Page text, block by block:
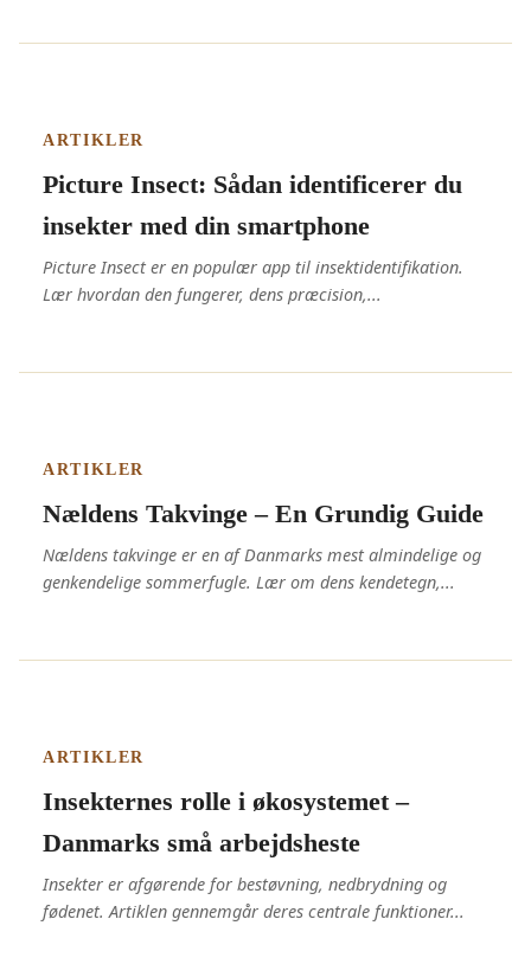
ARTIKLER
Picture Insect: Sådan identificerer du
insekter med din smartphone
Picture Insect er en populær app til insektidentifikation.
Lær hvordan den fungerer, dens præcision,...
ARTIKLER
Nældens Takvinge – En Grundig Guide
Nældens takvinge er en af Danmarks mest almindelige og
genkendelige sommerfugle. Lær om dens kendetegn,...
ARTIKLER
Insekternes rolle i økosystemet –
Danmarks små arbejdsheste
Insekter er afgørende for bestøvning, nedbrydning og
fødenet. Artiklen gennemgår deres centrale funktioner...